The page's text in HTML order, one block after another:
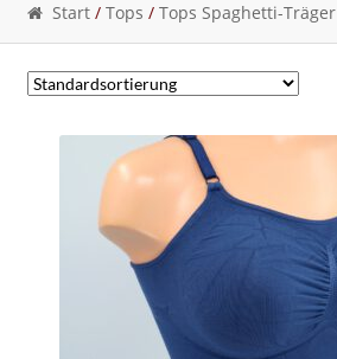
Start /Tops /Tops Spaghetti-Träger